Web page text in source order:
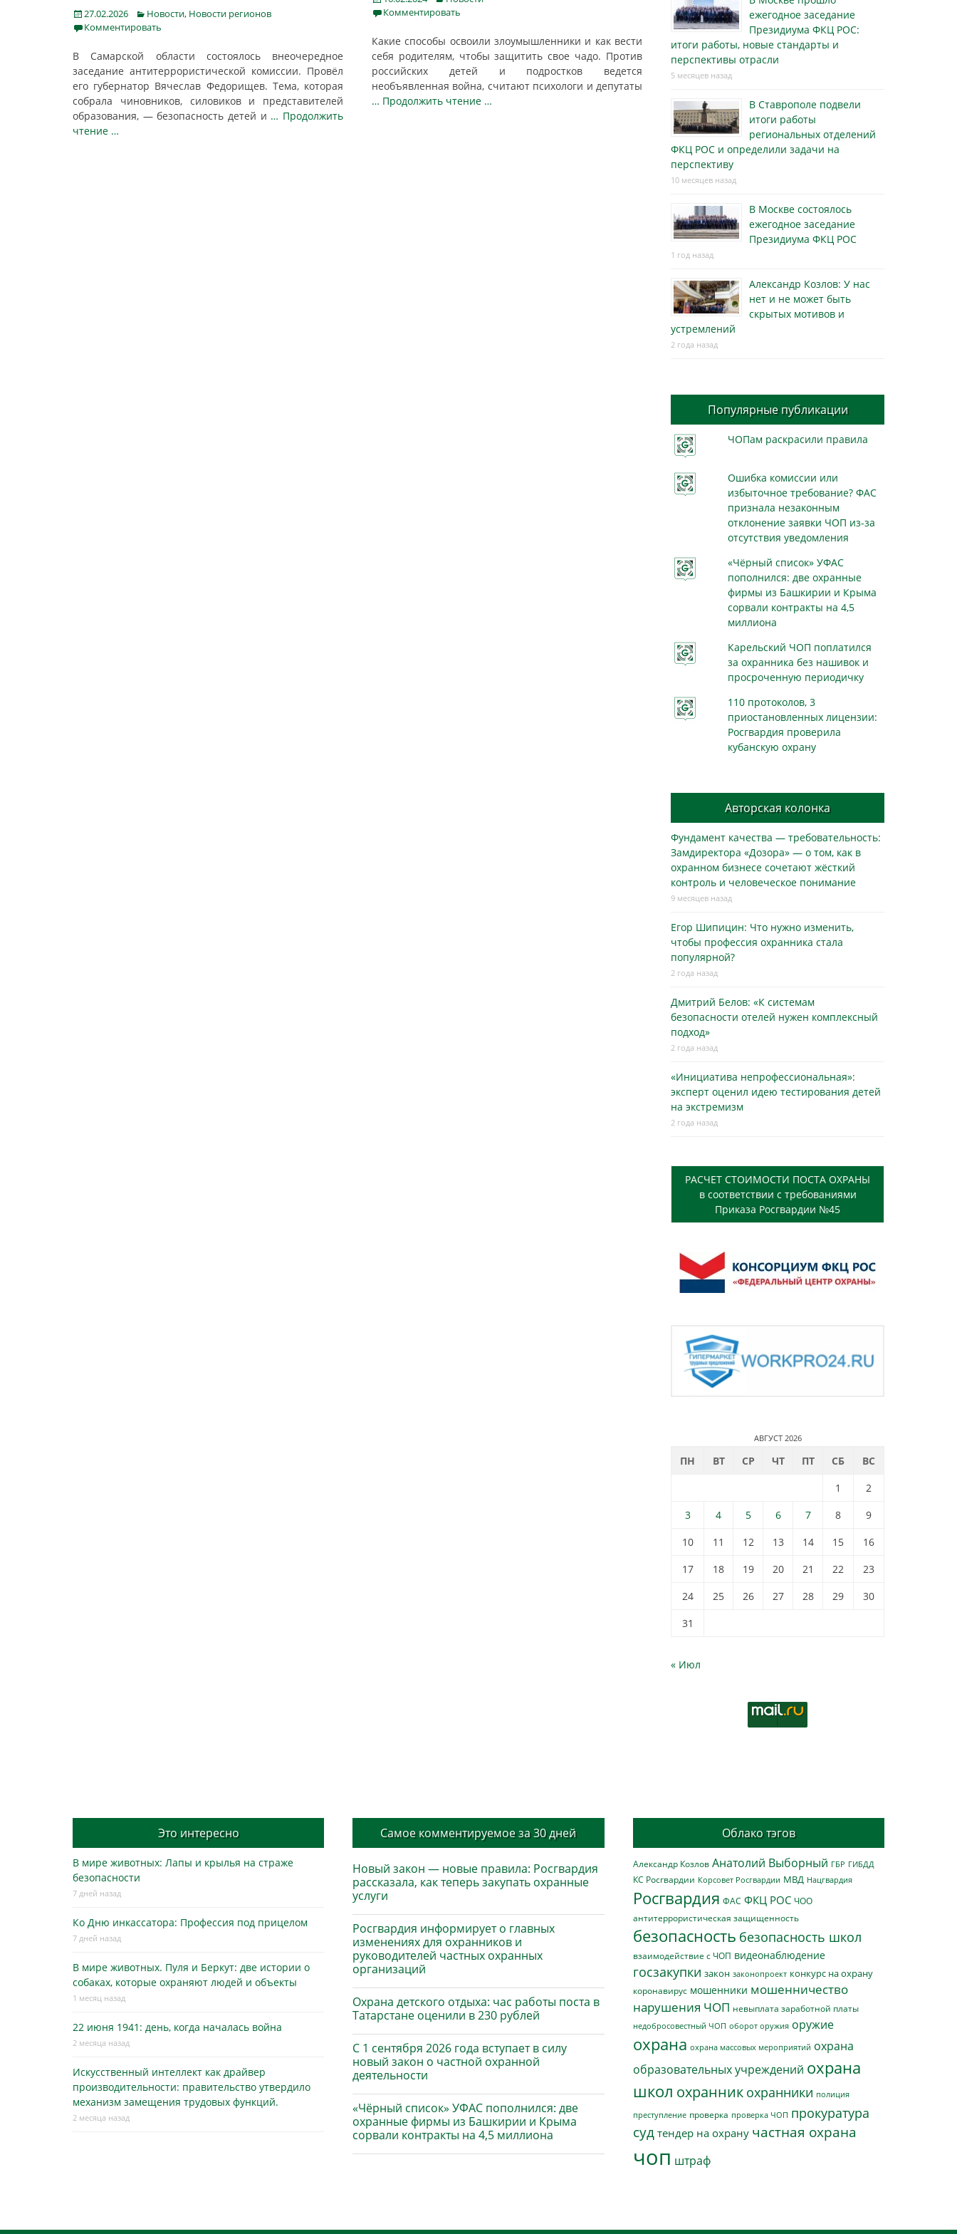
Posted
on
27.02.2026 Categories
Новости, Новости регионов
Комментировать
В Самарской области состоялось внеочередное
заседание антитеррористической комиссии. Провёл
его губернатор Вячеслав Федорищев. Тема, которая
собрала чиновников, силовиков и представителей
образования, — безопасность детей и … Продолжить
чтение …
onКомментировать
Какие способы освоили злоумышленники и как вести
себя родителям, чтобы защитить свое чадо. Против
российских детей и подростков ведется
необъявленная война, считают психологи и депутаты
… Продолжить чтение …
ежегодное заседание
Президиума ФКЦ РОС:
итоги работы, новые стандарты и
перспективы отрасли
5 месяцев назад
В Ставрополе подвели
итоги работы
региональных отделений
ФКЦ РОС и определили задачи на
перспективу
10 месяцев назад
В Москве состоялось
ежегодное заседание
Президиума ФКЦ РОС
1 год назад
Александр Козлов: У нас
нет и не может быть
скрытых мотивов и
устремлений
2 года назад
Популярные публикации
ЧОПам раскрасили правила
Ошибка комиссии или
избыточное требование? ФАС
признала незаконным
отклонение заявки ЧОП из-за
отсутствия уведомления
«Чёрный список» УФАС
пополнился: две охранные
фирмы из Башкирии и Крыма
сорвали контракты на 4,5
миллиона
Карельский ЧОП поплатился
за охранника без нашивок и
просроченную периодичку
110 протоколов, 3
приостановленных лицензии:
Росгвардия проверила
кубанскую охрану
Авторская колонка
Фундамент качества — требовательность:
Замдиректора «Дозора» — о том, как в
охранном бизнесe сочетают жёсткий
контроль и человеческое понимание
9 месяцев назад
Егор Шипицин: Что нужно изменить,
чтобы профессия охранника стала
популярной?
2 года назад
Дмитрий Белов: «К системам
безопасности отелей нужен комплексный
подход»
2 года назад
«Инициатива непрофессиональная»:
эксперт оценил идею тестирования детей
на экстремизм
2 года назад
РАСЧЕТ СТОИМОСТИ ПОСТА ОХРАНЫ
в соответствии с требованиями
Приказа Росгвардии №45
АВГУСТ 2026
ПН ВТ СР ЧТ ПТ СБ
ВС
1
2
3
4 5 6 7 8
9
10
11 12 13 14 15
16
17
18 19 20 21 22
23
24
25 26 27 28 29
30
31
« Июл
Это интересно
В мире животных: Лапы и крылья на страже
безопасности
7 дней назад
Ко Дню инкассатора: Профессия под прицелом
7 дней назад
В мире животных. Пуля и Беркут: две истории о
собаках, которые охраняют людей и объекты
1 месяц назад
22 июня 1941: день, когда началась война
2 месяца назад
Искусственный интеллект как драйвер
производительности: правительство утвердило
механизм замещения трудовых функций.
2 месяца назад
Самое комментируемое за 30 дней
Новый закон — новые правила: Росгвардия
рассказала, как теперь закупать охранные
услуги
Росгвардия информирует о главных
изменениях для охранников и
руководителей частных охранных
организаций
Охрана детского отдыха: час работы поста в
Татарстане оценили в 230 рублей
С 1 сентября 2026 года вступает в силу
новый закон о частной охранной
деятельности
«Чёрный список» УФАС пополнился: две
охранные фирмы из Башкирии и Крыма
сорвали контракты на 4,5 миллиона
Облако тэгов
Александр Козлов Анатолий Выборный ГБР ГИБДД
КС Росгвардии Корсовет Росгвардии МВД Нацгвардия
Росгвардия ФАС ФКЦ РОС ЧОО
антитеррористическая защищенность
безопасность безопасность школ
взаимодействие с ЧОП видеонаблюдение
госзакупки закон законопроект конкурс на охрану
коронавирус мошенники мошенничество
нарушения ЧОП невыплата заработной платы
недобросовестный ЧОП оборот оружия оружие
охрана охрана массовых мероприятий охрана
образовательных учреждений охрана
школ охранник охранники полиция
преступление проверка проверка ЧОП прокуратура
суд тендер на охрану частная охрана
чоп штраф